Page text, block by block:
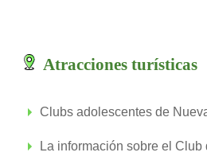
Atracciones turísticas
Clubs adolescentes de
La información sobre el